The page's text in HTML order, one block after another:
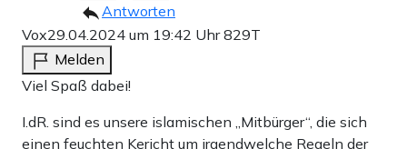
Antworten
Vox29.04.2024 um 19:42 Uhr829T
Melden
Viel Spaß dabei!
I.dR. sind es unsere islamischen „Mitbürger“, die sich
einen feuchten Kericht um irgendwelche Regeln der